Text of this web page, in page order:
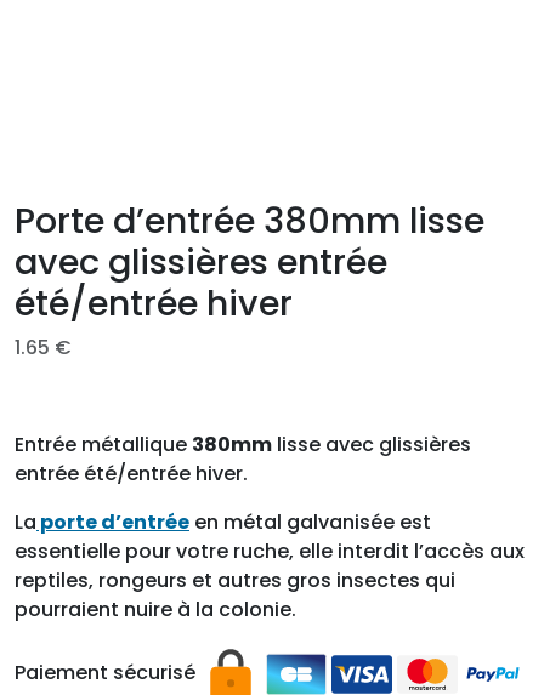
Porte d’entrée 380mm lisse
avec glissières entrée
été/entrée hiver
1.65 €
Entrée métallique 380mm lisse avec glissières
entrée été/entrée hiver.
La porte d’entrée en métal galvanisée est
essentielle pour votre ruche, elle interdit l’accès aux
reptiles, rongeurs et autres gros insectes qui
pourraient nuire à la colonie.
Paiement sécurisé